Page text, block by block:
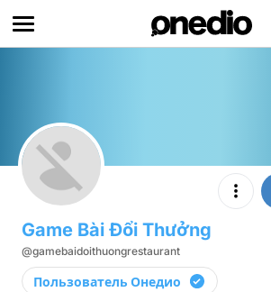
Game Bài Đổi Thưởng
@gamebaidoithuongrestaurant
Пользователь Онедио